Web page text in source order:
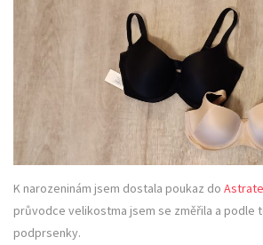
K narozeninám jsem dostala poukaz do
průvodce velikostma jsem se změřila a podle
podprsenky.